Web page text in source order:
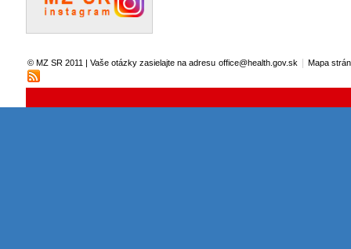
© MZ SR 2011 | Vaše otázky zasielajte na adresu office@health.gov.sk Mapa